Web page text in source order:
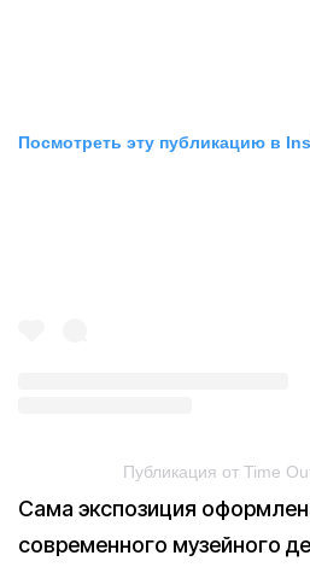
Посмотреть эту публикацию в
Публикация от Time
Сама экспозиция
современного музейного